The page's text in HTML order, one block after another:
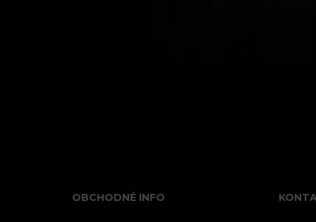
OBCHODNÉ INFO